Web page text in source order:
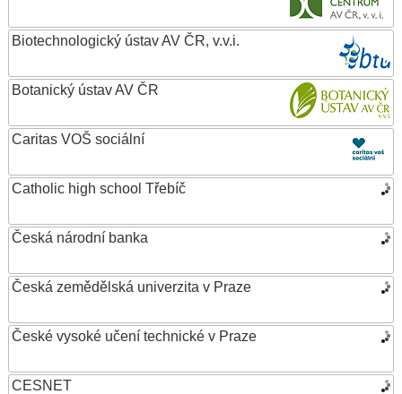
Biotechnologický ústav AV ČR, v.v.i.
Botanický ústav AV ČR
Caritas VOŠ sociální
Catholic high school Třebíč
Česká národní banka
Česká zemědělská univerzita v Praze
České vysoké učení technické v Praze
CESNET